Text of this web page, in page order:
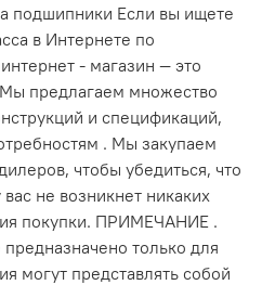
подшипники Если вы ищете
в Интернете по
- магазин — это
предлагаем множество
и спецификаций,
. Мы закупаем
чтобы убедиться, что
не возникнет никаких
покупки. ПРИМЕЧАНИЕ .
только для
могут представлять собой